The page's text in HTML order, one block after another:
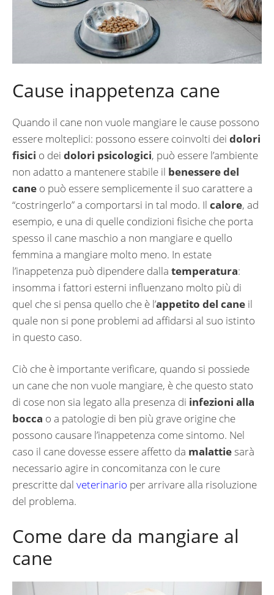
Cause inappetenza cane
Quando il cane non vuole mangiare le cause possono
essere molteplici: possono essere coinvolti dei dolori
fisici o dei dolori psicologici, può essere l’ambiente
non adatto a mantenere stabile il benessere del
cane o può essere semplicemente il suo carattere a
“costringerlo” a comportarsi in tal modo. Il calore, ad
esempio, e una di quelle condizioni fisiche che porta
spesso il cane maschio a non mangiare e quello
femmina a mangiare molto meno. In estate
l’inappetenza può dipendere dalla temperatura:
insomma i fattori esterni influenzano molto più di
quel che si pensa quello che è l’appetito del cane il
quale non si pone problemi ad affidarsi al suo istinto
in questo caso.
Ciò che è importante verificare, quando si possiede
un cane che non vuole mangiare, è che questo stato
di cose non sia legato alla presenza di infezioni alla
bocca o a patologie di ben più grave origine che
possono causare l’inappetenza come sintomo. Nel
caso il cane dovesse essere affetto da malattiesarà
necessario agire in concomitanza con le cure
prescritte dal veterinario per arrivare alla risoluzione
del problema.
Come dare da mangiare al
cane